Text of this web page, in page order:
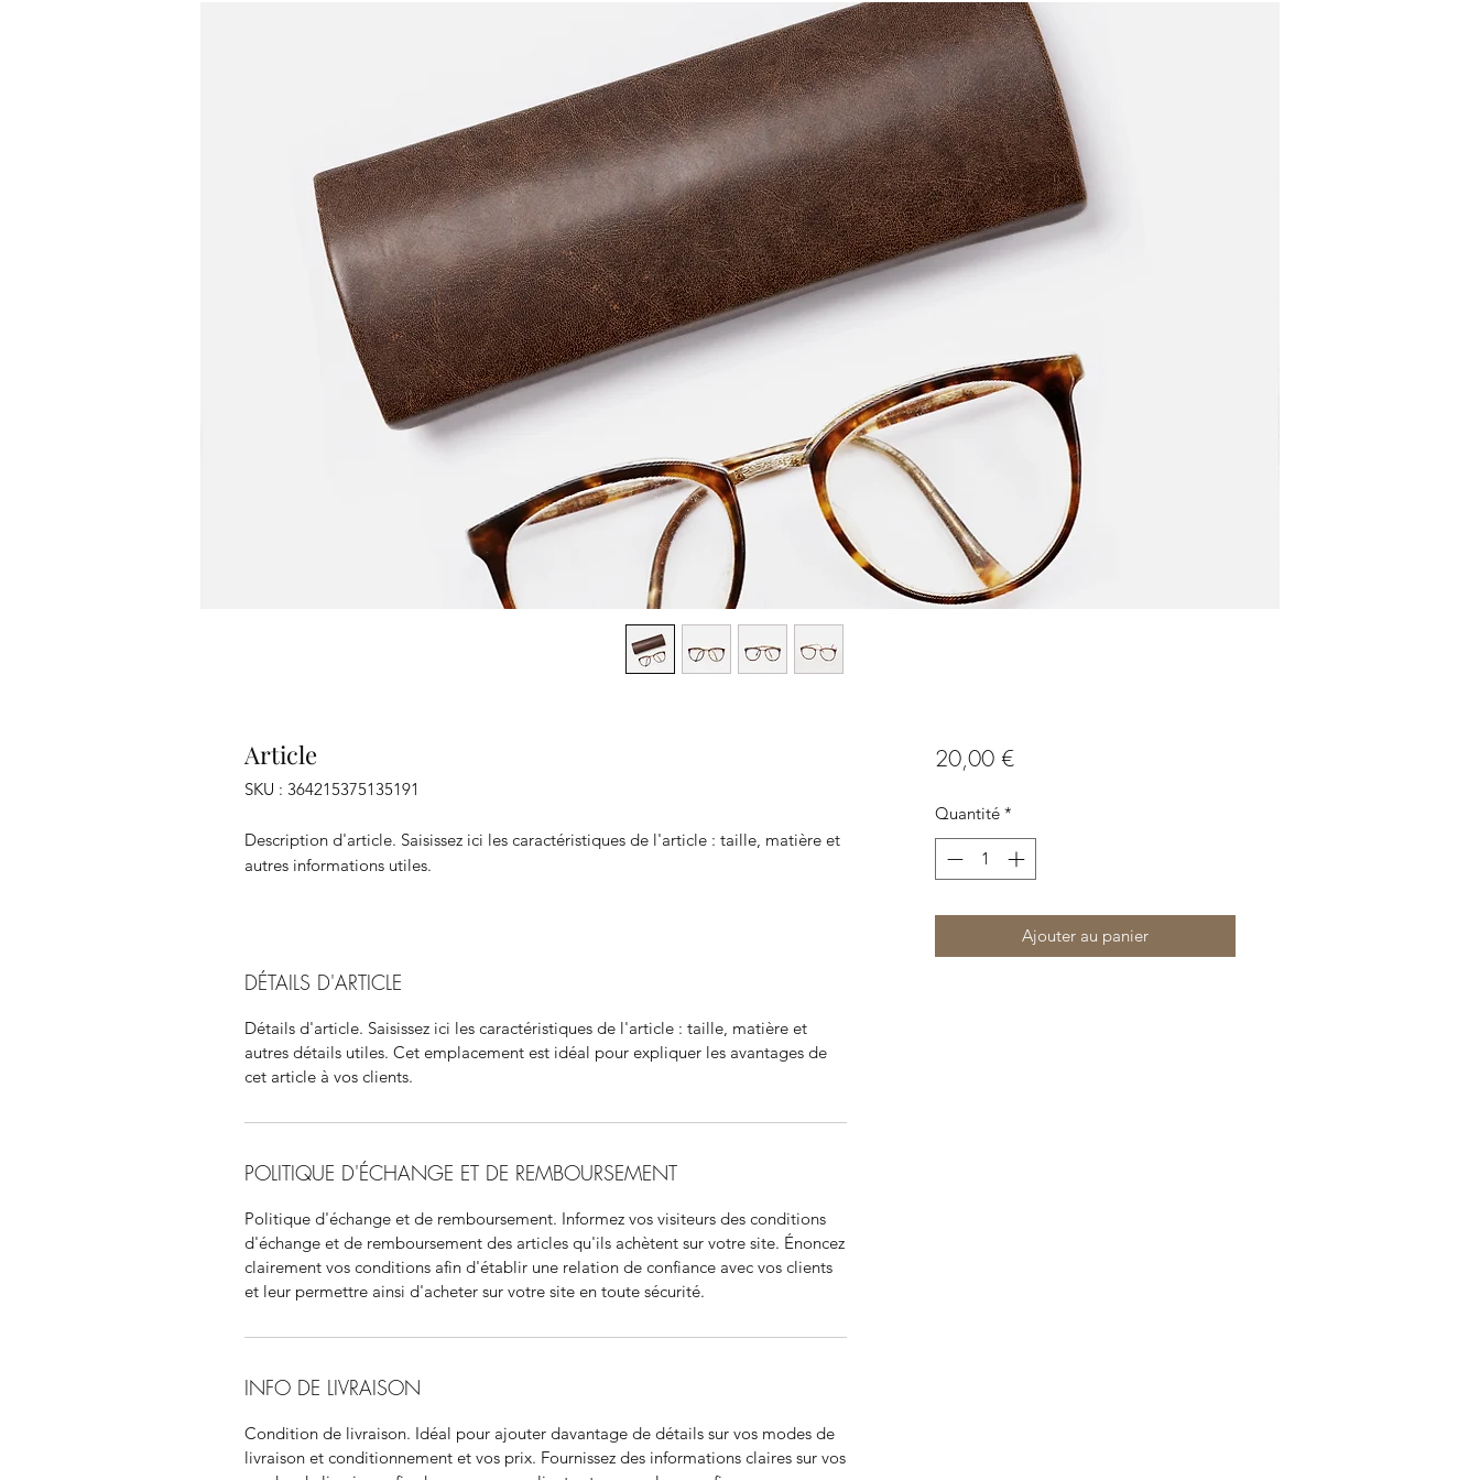
Article
SKU : 364215375135191
Description d'article. Saisissez ici les caractéristiques de l'article : taille, matière et
autres informations utiles.
DÉTAILS D'ARTICLE
Détails d'article. Saisissez ici les caractéristiques de l'article : taille, matière et
autres détails utiles. Cet emplacement est idéal pour expliquer les avantages de
cet article à vos clients.
POLITIQUE D'ÉCHANGE ET DE REMBOURSEMENT
Politique d'échange et de remboursement. Informez vos visiteurs des conditions
d'échange et de remboursement des articles qu'ils achètent sur votre site. Énoncez
clairement vos conditions afin d'établir une relation de confiance avec vos clients
et leur permettre ainsi d'acheter sur votre site en toute sécurité.
INFO DE LIVRAISON
Condition de livraison. Idéal pour ajouter davantage de détails sur vos modes de
livraison et conditionnement et vos prix. Fournissez des informations claires sur vos
20,00 €Prix
Quantité *
Ajouter au panier